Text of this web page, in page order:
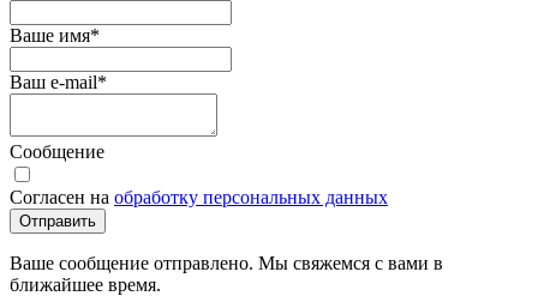
Ваше имя*
Ваш e-mail*
Сообщение
Согласен на обработку персональных данных
Отправить
Ваше сообщение отправлено. Мы свяжемся с вами в
ближайшее время.